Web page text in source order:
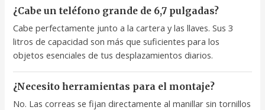
¿Cabe un teléfono grande de 6,7 pulgadas?
Cabe perfectamente junto a la cartera y las llaves. Sus 3
litros de capacidad son más que suficientes para los
objetos esenciales de tus desplazamientos diarios.
¿Necesito herramientas para el montaje?
No. Las correas se fijan directamente al manillar sin tornillos